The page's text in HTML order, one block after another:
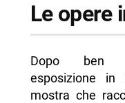
Le opere
Dopo ben
esposizione in
mostra che